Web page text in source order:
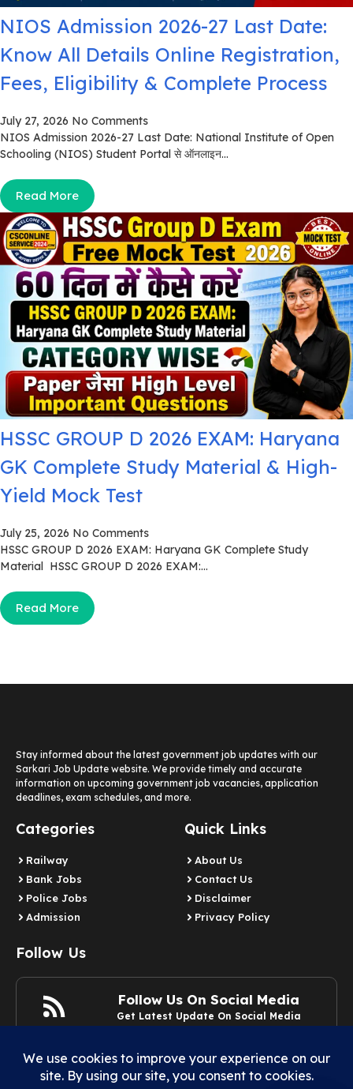
NIOS Admission 2026-27 Last Date:
Know All Details Online Registration,
Fees, Eligibility & Complete Process
July 27, 2026 No Comments
NIOS Admission 2026-27 Last Date: National Institute of Open
Schooling (NIOS) Student Portal से ऑनलाइन...
Read More
HSSC GROUP D 2026 EXAM: Haryana
GK Complete Study Material & High-
Yield Mock Test
July 25, 2026 No Comments
HSSC GROUP D 2026 EXAM: Haryana GK Complete Study
Material HSSC GROUP D 2026 EXAM:...
Read More
Stay informed about the latest government job updates with our
Sarkari Job Update website. We provide timely and accurate
information on upcoming government job vacancies, application
deadlines, exam schedules, and more.
Categories
Railway
Bank Jobs
Police Jobs
Admission
Quick Links
About Us
Contact Us
Disclaimer
Privacy Policy
Follow Us
Follow Us On Social Media
Get Latest Update On Social Media